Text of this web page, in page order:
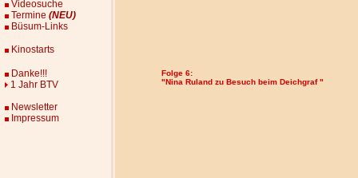
Videosuche
Termine (NEU)
Büsum-Links
Kinostarts
Danke!!!
1 Jahr BTV
Newsletter
Impressum
Folge 6:
"Nina Ruland zu Besuch beim Deichgraf "